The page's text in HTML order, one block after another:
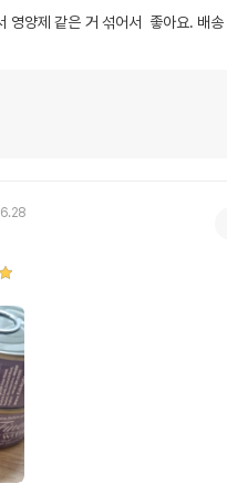
영양제 같은 거 섞어서  좋아요. 배